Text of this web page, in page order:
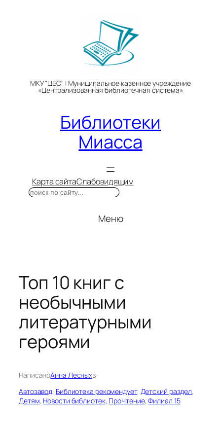
МКУ "ЦБС" | Муниципальное казенное учреждение
«Централизованная библиотечная система»
Библиотеки
Миасса
Карта сайтаСлабовидящим
Поиск
Меню
Топ 10 книг с
необычными
литературными
героями
НаписаноАнна Лесныхв
Автозавод, Библиотека рекомендует, Детский раздел
Детям, Новости библиотек, ПроЧтение, Филиал 15